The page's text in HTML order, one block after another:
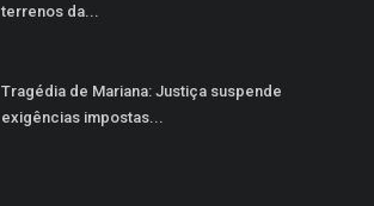
terrenos da...
Tragédia de Mariana: Justiça suspende
exigências impostas...